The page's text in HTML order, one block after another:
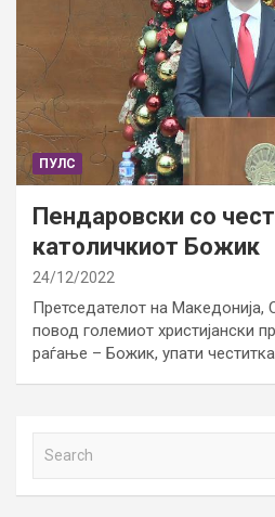
ПУЛС
Пендаровски со
католичкиот Божик
24/12/2022
Претседателот на Македонија,
повод големиот христијански
раѓање – Божик, упати